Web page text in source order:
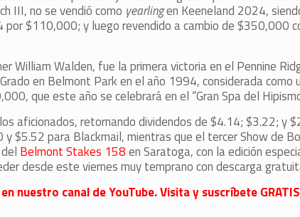
III, no se vendió como yearlingen Keeneland 2024,
$110,000; y luego revendido a cambio de $350,000
William Walden, fue la primera victoria en el Pennine
en Belmont Park en el año 1994, considerada como
que este año se celebrará en el “Gran Spa del
aficionados, retornando dividendos de $4.14; $3.22; y
$5.52 para Blackmail, mientras que el tercer Show de
Belmont Stakes 158en Saratoga, con la edición
desde este viernes muy temprano con descarga
nuestro canal de YouTube. Visita y suscríbete